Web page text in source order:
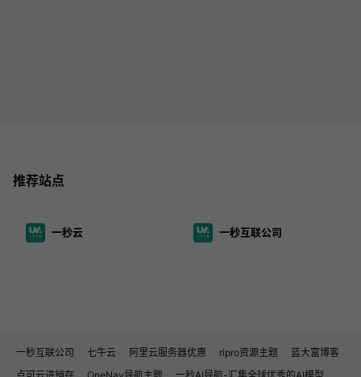
推荐站点
一秒云 一秒互联公司
一秒互联公司 七牛云 阿里云服务器优惠 ripro资源主题
蓝大富博客